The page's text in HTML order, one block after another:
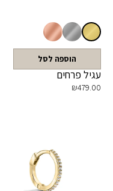
הוספה לסל
עגיל פרחים
₪479.00